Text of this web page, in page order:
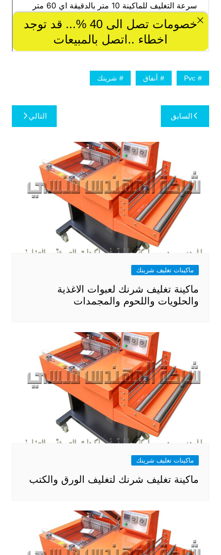
Pvc أنفاق شرينك
تصفّح
المقالات
السابق التالي
ماكينات تغليف شرينك
ماكينة تغليف شرنك لعبوات الاغذية
والحلويات واللحوم والمجمدات
ماكينات تغليف شرينك
ماكينة تغليف شرنك لتغليف الورق والكتب